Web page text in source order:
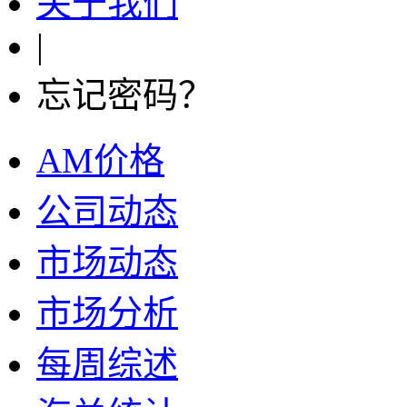
|
忘记密码？
AM价格
公司动态
市场动态
市场分析
每周综述